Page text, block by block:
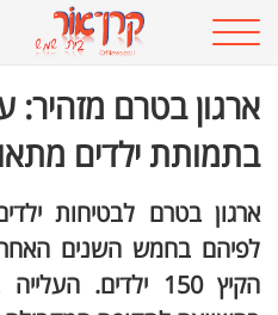
בתמותת ילדים
ארגון בטרם לבטיחות
לפיהם בחמש השנים